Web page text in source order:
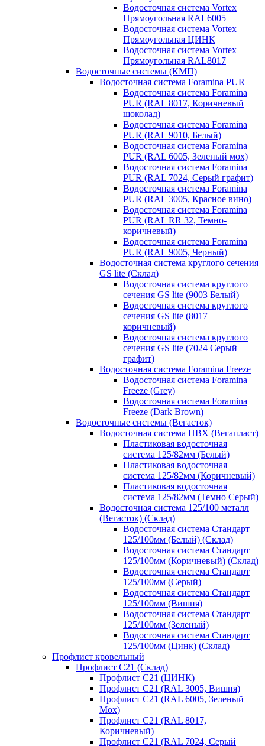
Водосточная система Vortex
Прямоугольная RAL6005
Водосточная система Vortex
Прямоугольная ЦИНК
Водосточная система Vortex
Прямоугольная RAL8017
Водосточные системы (КМП)
Водосточная система Foramina PUR
Водосточная система Foramina
PUR (RAL 8017, Коричневый
шоколад)
Водосточная система Foramina
PUR (RAL 9010, Белый)
Водосточная система Foramina
PUR (RAL 6005, Зеленый мох)
Водосточная система Foramina
PUR (RAL 7024, Серый графит)
Водосточная система Foramina
PUR (RAL 3005, Красное вино)
Водосточная система Foramina
PUR (RAL RR 32, Темно-
коричневый)
Водосточная система Foramina
PUR (RAL 9005, Черный)
Водосточная система круглого сечения
GS lite (Склад)
Водосточная система круглого
сечения GS lite (9003 Белый)
Водосточная система круглого
сечения GS lite (8017
коричневый)
Водосточная система круглого
сечения GS lite (7024 Серый
графит)
Водосточная система Foramina Freeze
Водосточная система Foramina
Freeze (Grey)
Водосточная система Foramina
Freeze (Dark Brown)
Водосточные системы (Вегасток)
Водосточная система ПВХ (Вегапласт)
Пластиковая водосточная
система 125/82мм (Белый)
Пластиковая водосточная
система 125/82мм (Коричневый)
Пластиковая водосточная
система 125/82мм (Темно Серый)
Водосточная система 125/100 металл
(Вегасток) (Склад)
Водосточная система Стандарт
125/100мм (Белый) (Склад)
Водосточная система Стандарт
125/100мм (Коричневый) (Склад)
Водосточная система Стандарт
125/100мм (Серый)
Водосточная система Стандарт
125/100мм (Вишня)
Водосточная система Стандарт
125/100мм (Зеленый)
Водосточная система Стандарт
125/100мм (Цинк) (Склад)
Профлист кровельный
Профлист С21 (Склад)
Профлист С21 (ЦИНК)
Профлист С21 (RAL 3005, Вишня)
Профлист С21 (RAL 6005, Зеленый
Мох)
Профлист С21 (RAL 8017,
Коричневый)
Профлист С21 (RAL 7024, Серый